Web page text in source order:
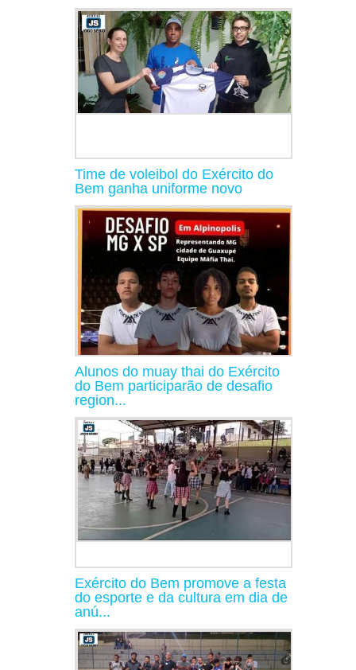
Time de voleibol do Exército do
Bem ganha uniforme novo
Alunos do muay thai do Exército
do Bem participarão de desafio
region...
Exército do Bem promove a festa
do esporte e da cultura em dia de
anú...